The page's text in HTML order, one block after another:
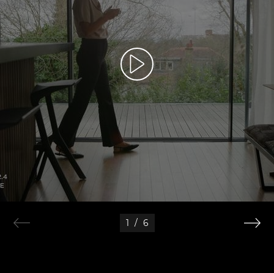
1 / 6